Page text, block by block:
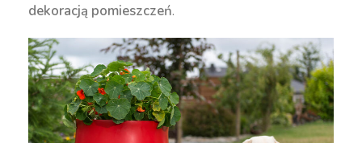
dekoracją pomieszczeń.